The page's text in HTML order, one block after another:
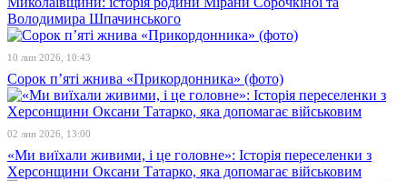
Володимира Шпачинського
10 лип 2026, 10:43
Сорок п’яті жнива «Прикордонника» (фото)
02 лип 2026, 13:00
«Ми виїхали живими, і це головне»: Історія переселенки з
Херсонщини Оксани Татарко, яка допомагає військовим